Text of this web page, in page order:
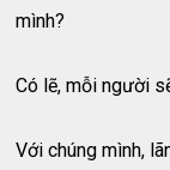
mình?
Có lẽ, mỗi người
Với chúng mình,